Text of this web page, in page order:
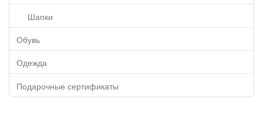
Шапки
Обувь
Одежда
Подарочные сертификаты